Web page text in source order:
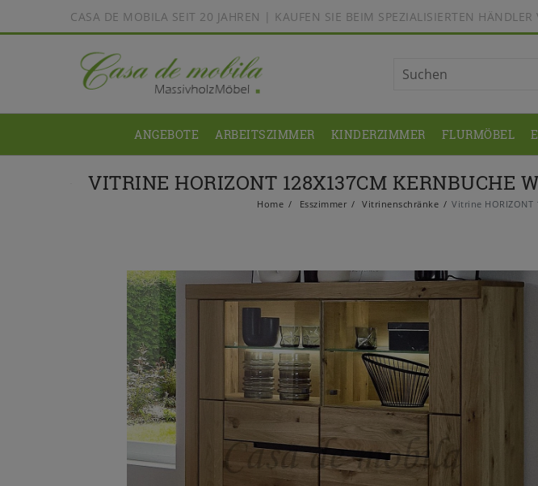
CASA DE MOBILA SEIT 20 JAHREN | KAUFEN SIE BEIM SPEZIALISIERTEN
ANGEBOTE ARBEITSZIMMER KINDERZIMMER FLURMÖBEL
VITRINE HORIZONT 128X137CM KERNBUCHE
Home Esszimmer Vitrinenschränke Vitrine